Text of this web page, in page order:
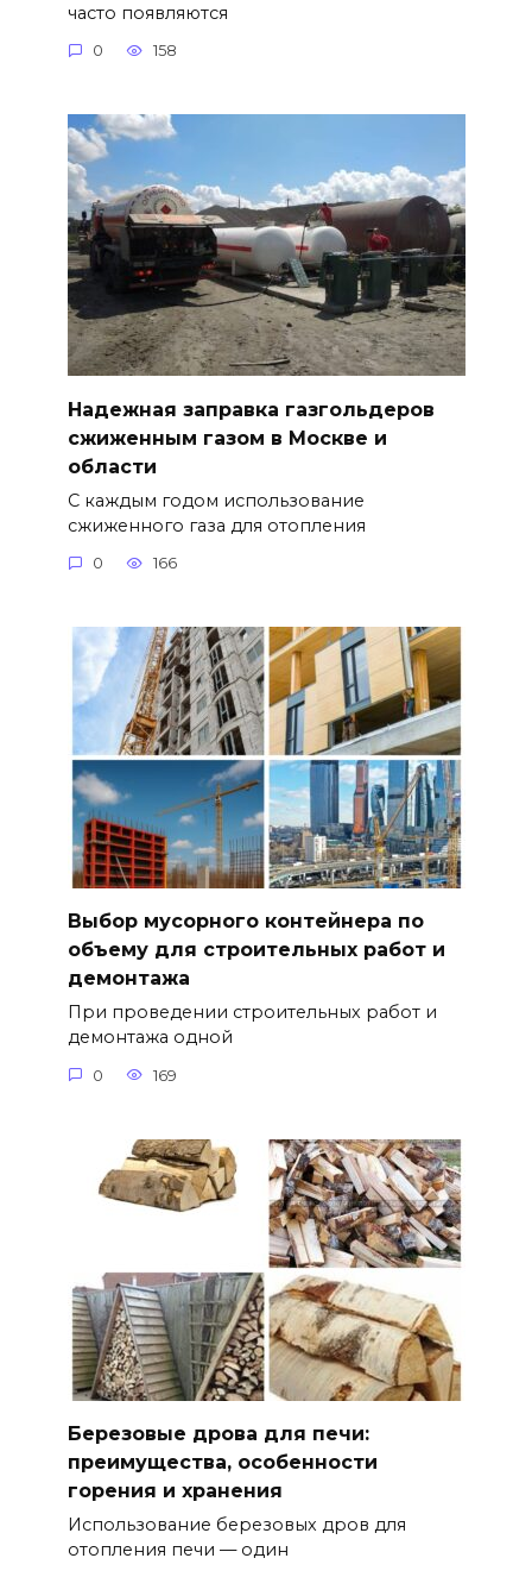
часто появляются
0 158
Надежная заправка газгольдеров
сжиженным газом в Москве и
области
С каждым годом использование
сжиженного газа для отопления
0 166
Выбор мусорного контейнера по
объему для строительных работ и
демонтажа
При проведении строительных работ и
демонтажа одной
0 169
Березовые дрова для печи:
преимущества, особенности
горения и хранения
Использование березовых дров для
отопления печи — один